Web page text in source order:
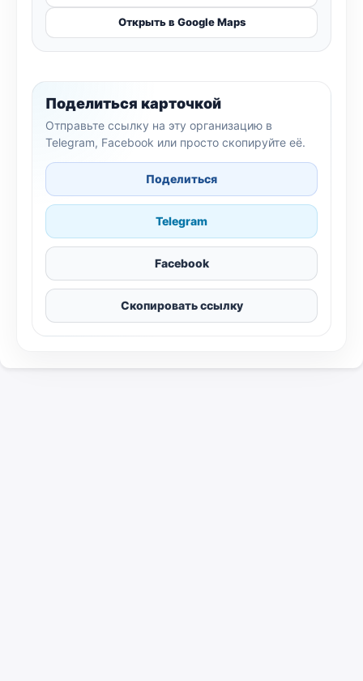
Открыть в Google Maps
Поделиться карточкой
Отправьте ссылку на эту организацию в
Telegram, Facebook или просто скопируйте её.
Поделиться
Telegram
Facebook
Скопировать ссылку